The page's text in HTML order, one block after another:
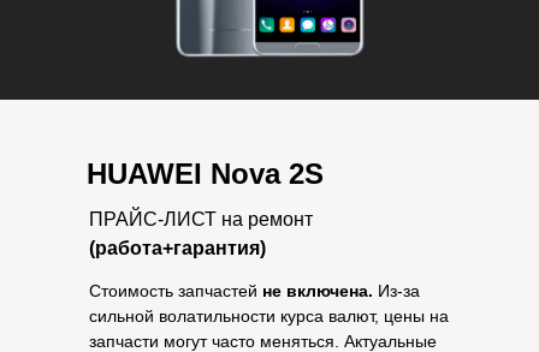
HUAWEI Nova 2S
ПРАЙС-ЛИСТ на ремонт
(работа+гарантия)
Стоимость запчастей не включена. Из-за
сильной волатильности курса валют, цены на
запчасти могут часто меняться. Актуальные